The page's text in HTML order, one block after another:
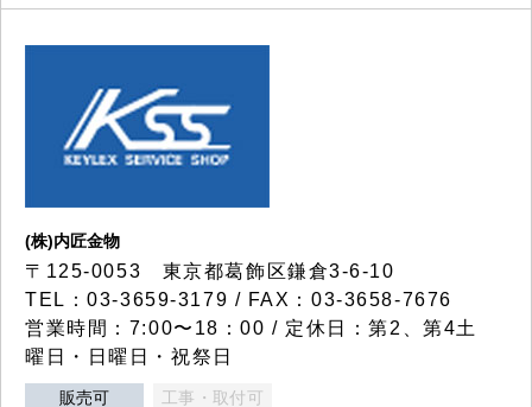
(株)内匠金物
〒125-0053 東京都葛飾区鎌倉3-6-10
TEL：03-3659-3179 / FAX：03-3658-7676
営業時間：7:00〜18：00 / 定休日：第2、第4土
曜日・日曜日・祝祭日
販売可 工事・取付可